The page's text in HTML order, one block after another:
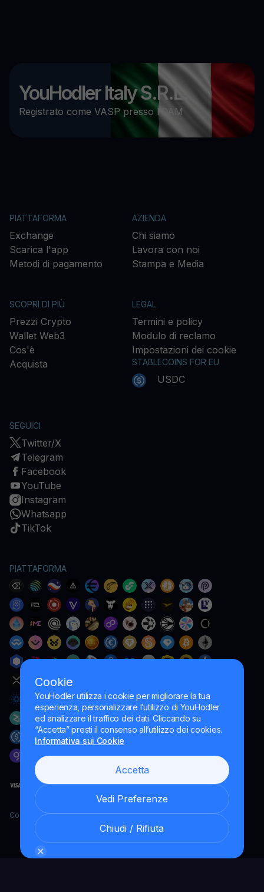
Cookie
YouHodler utilizza i cookie per migliorare la tua
esperienza, personalizzare l’utilizzo di YouHodler
ed analizzare il traffico dei dati. Cliccando su
“Accetta” presti il consenso all’utilizzo dei cookies.
Informativa sui Cookie
Accetta
Vedi Preferenze
Chiudi / Rifiuta
YouHodler Italy S.R.L.
Registrato come VASP presso l’OAM
PIATTAFORMA
Exchange
Scarica l'app
Metodi di pagamento
AZIENDA
Chi siamo
Lavora con noi
Stampa e Media
SCOPRI DI PIÙ
Prezzi Crypto
Wallet Web3
Cos'è
Acquista
LEGAL
Termini e policy
Modulo di reclamo
Impostazioni dei cookie
STABLECOINS FOR EU
USDC
SEGUICI
Twitter/X
Telegram
Facebook
YouTube
Instagram
Whatsapp
TikTok
PIATTAFORMA
Copyright YouHodler, 2026.